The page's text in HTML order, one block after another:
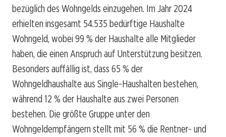
bezüglich des Wohngelds einzugehen. Im Jahr 2024
erhielten insgesamt 54.535 bedürftige Haushalte
Wohngeld, wobei 99 % der Haushalte alle Mitglieder
haben, die einen Anspruch auf Unterstützung besitzen.
Besonders auffällig ist, dass 65 % der
Wohngeldhaushalte aus Single-Haushalten bestehen,
während 12 % der Haushalte aus zwei Personen
bestehen. Die größte Gruppe unter den
Wohngeldempfängern stellt mit 56 % die Rentner- und